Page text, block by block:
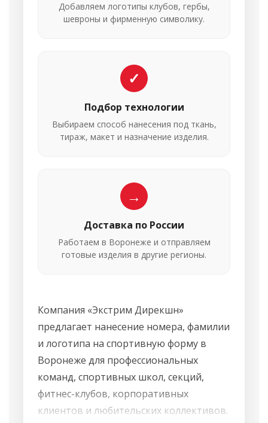
Добавляем логотипы клубов, гербы,
шевроны и фирменную символику.
✓
Подбор технологии
Выбираем способ нанесения под ткань,
тираж, макет и назначение изделия.
→
Доставка по России
Работаем в Воронеже и отправляем
готовые изделия в другие регионы.
Компания «Экстрим Дирекшн»
предлагает нанесение номера, фамилии
и логотипа на спортивную форму в
Воронеже для профессиональных
команд, спортивных школ, секций,
фитнес-клубов, корпоративных
клиентов и любительских коллективов.